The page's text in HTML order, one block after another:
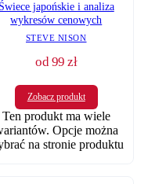
Świece japońskie i analiza
wykresów cenowych
STEVE NISON
od99zł
Zobacz produkt
Ten produkt ma wiele
Opcje można
na stronie produktu